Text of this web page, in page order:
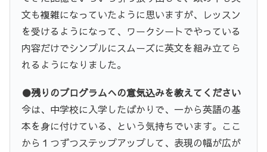
文も複雑になっていたように思いますが、レッスン
を受けるようになって、ワークシートでやっている
内容だけでシンプルにスムーズに英文を組み立てら
れるようになりました。
●残りのプログラムへの意気込みを教えてください
今は、中学校に入学したばかりで、一から英語の基
本を身に付けている、という気持ちでいます。ここ
から１つずつステップアップして、表現の幅が広が